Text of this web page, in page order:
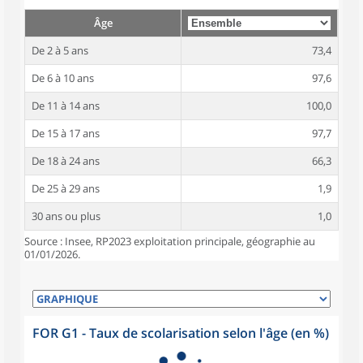
Âge
De 2 à 5 ans
73,4
De 6 à 10 ans
97,6
De 11 à 14 ans
100,0
De 15 à 17 ans
97,7
De 18 à 24 ans
66,3
De 25 à 29 ans
1,9
30 ans ou plus
1,0
Source : Insee, RP2023 exploitation principale, géographie au
01/01/2026.
FOR G1 - Taux de scolarisation selon l'âge (en %)